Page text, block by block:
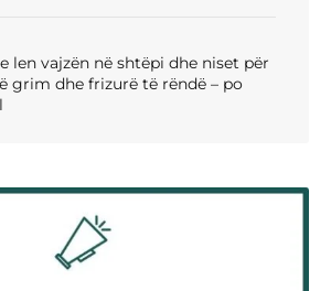
len vajzën në shtëpi dhe niset për
grim dhe frizurë të rëndë – po